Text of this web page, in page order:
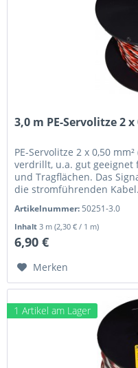
3,0 m PE-Servolitze 2
PE-Servolitze 2 x 0,50
verdrillt, u.a. gut geeignet
und Tragflächen. Das
die stromführenden
Artikelnummer: 50251-3.0
Inhalt 3 m(2,30 € / 1 m)
6,90 €
Merken
1 Artikel am Lager